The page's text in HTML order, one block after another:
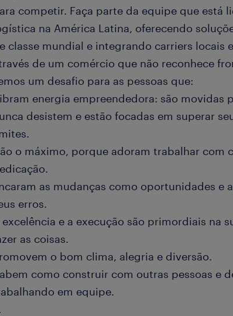
competir. Faça parte da equipe que está
na América Latina, oferecendo
classe mundial e integrando carriers locais
de um comércio que não reconhece
um desafio para as pessoas que:
energia empreendedora: são movidas
desistem e estão focadas em superar
o máximo, porque adoram trabalhar com
as mudanças como oportunidades e
erros.
excelência e a execução são primordiais na
as coisas.
o bom clima, alegria e diversão.
como construir com outras pessoas e
em equipe.